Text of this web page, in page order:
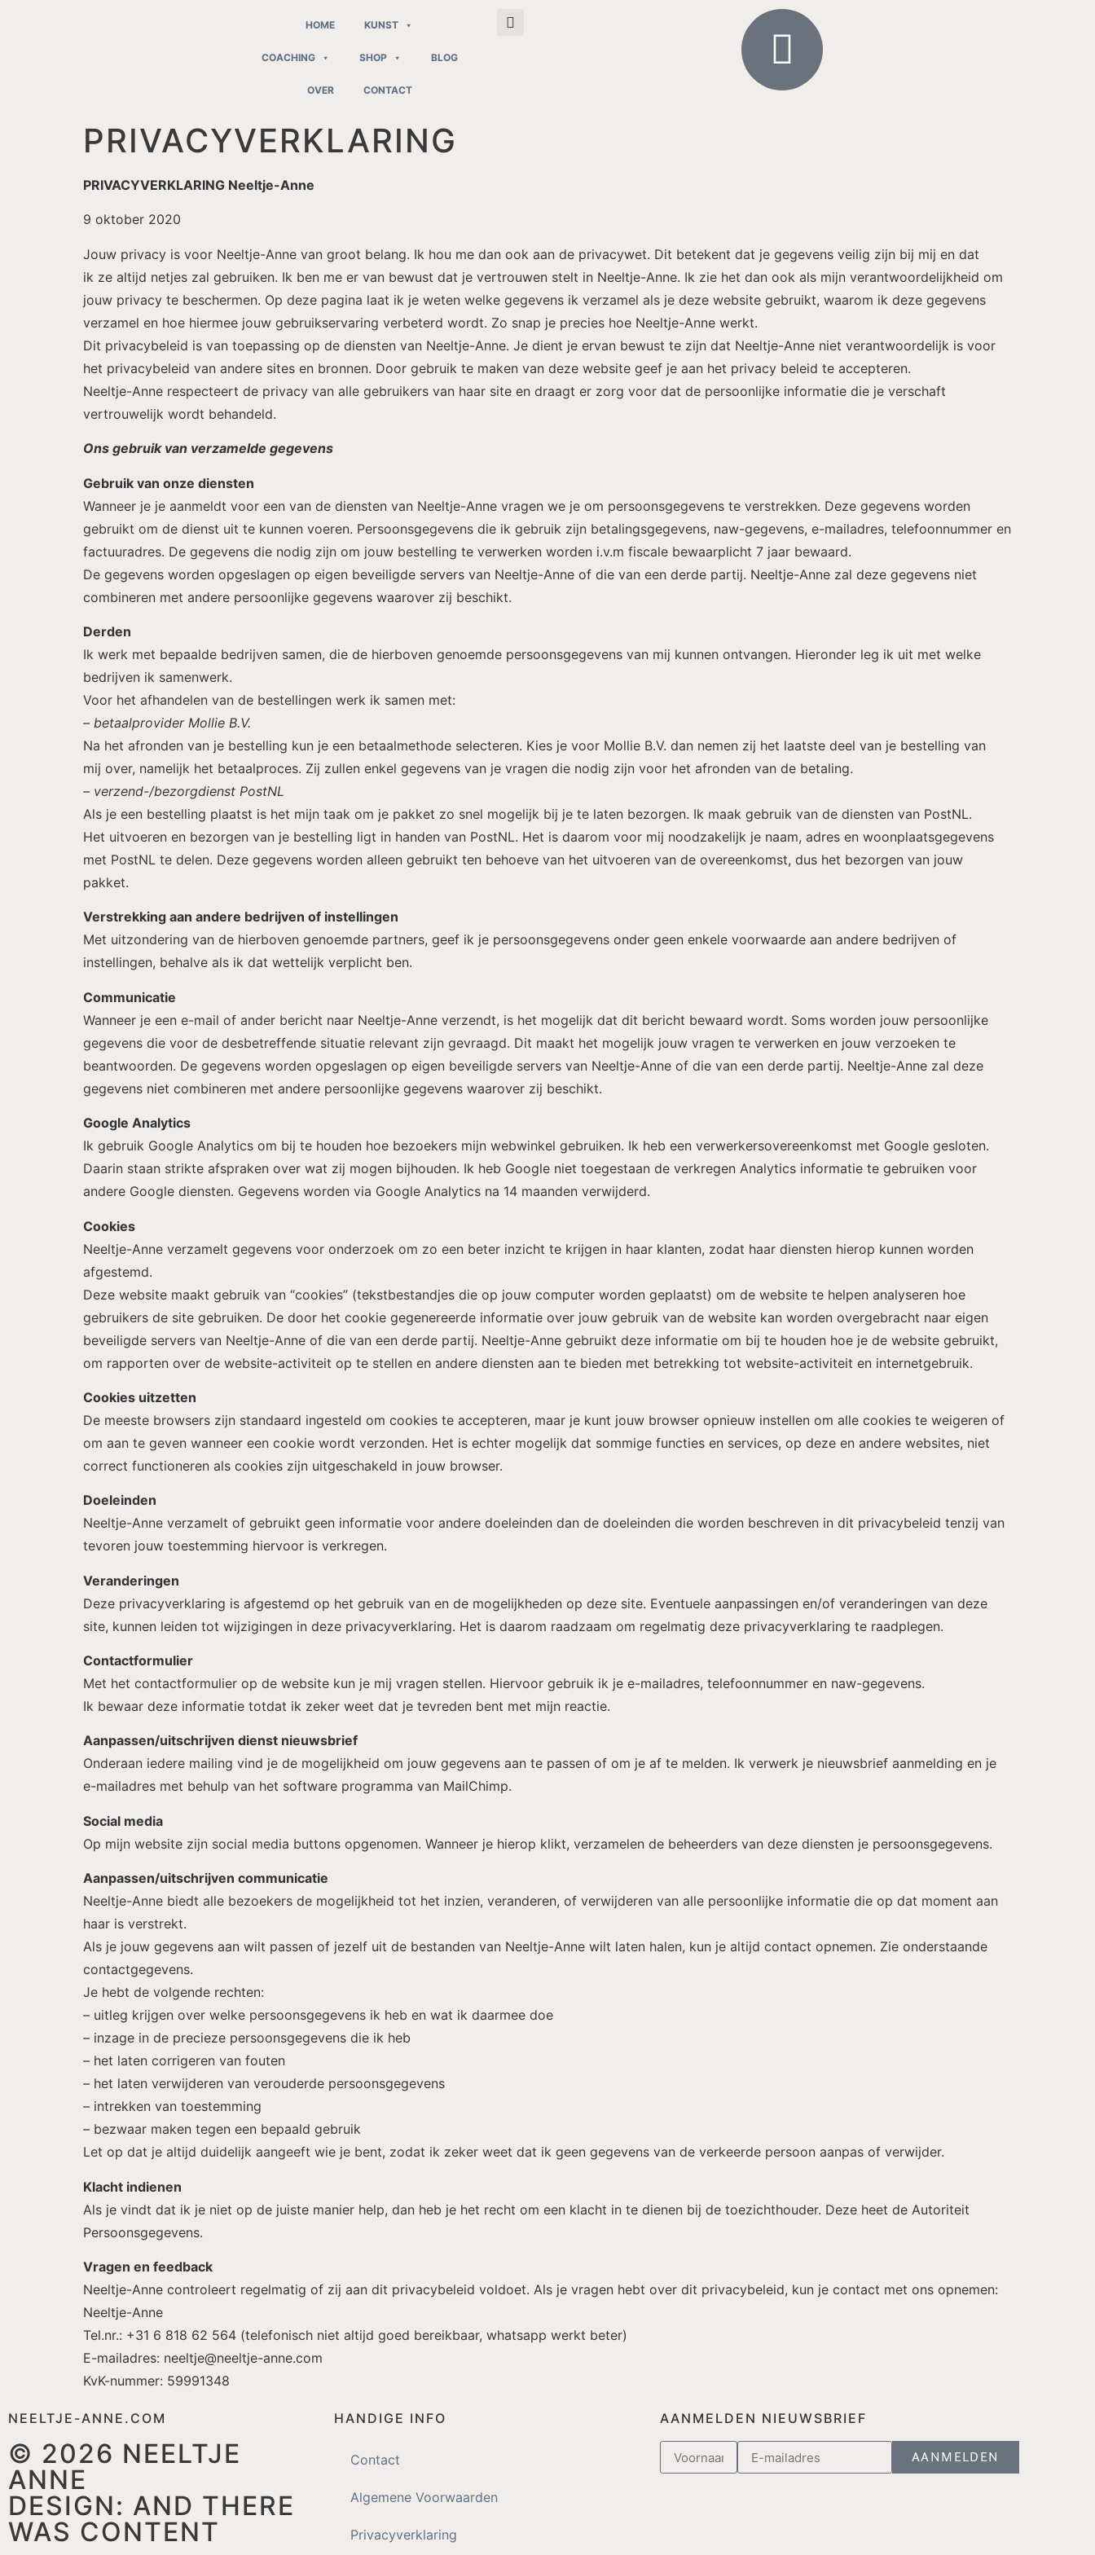
HOME KUNST
COACHING SHOP BLOG
OVER CONTACT
PRIVACYVERKLARING
PRIVACYVERKLARING Neeltje-Anne
9 oktober 2020
Jouw privacy is voor Neeltje-Anne van groot belang. Ik hou me dan ook aan de privacywet. Dit betekent dat je gegevens veilig zijn bij mij en dat
ik ze altijd netjes zal gebruiken. Ik ben me er van bewust dat je vertrouwen stelt in Neeltje-Anne. Ik zie het dan ook als mijn verantwoordelijkheid om
jouw privacy te beschermen. Op deze pagina laat ik je weten welke gegevens ik verzamel als je deze website gebruikt, waarom ik deze gegevens
verzamel en hoe hiermee jouw gebruikservaring verbeterd wordt. Zo snap je precies hoe Neeltje-Anne werkt.
Dit privacybeleid is van toepassing op de diensten van Neeltje-Anne. Je dient je ervan bewust te zijn dat Neeltje-Anne niet verantwoordelijk is voor
het privacybeleid van andere sites en bronnen. Door gebruik te maken van deze website geef je aan het privacy beleid te accepteren.
Neeltje-Anne respecteert de privacy van alle gebruikers van haar site en draagt er zorg voor dat de persoonlijke informatie die je verschaft
vertrouwelijk wordt behandeld.
Ons gebruik van verzamelde gegevens
Gebruik van onze diensten
Wanneer je je aanmeldt voor een van de diensten van Neeltje-Anne vragen we je om persoonsgegevens te verstrekken. Deze gegevens worden
gebruikt om de dienst uit te kunnen voeren. Persoonsgegevens die ik gebruik zijn betalingsgegevens, naw-gegevens, e-mailadres, telefoonnummer en
factuuradres. De gegevens die nodig zijn om jouw bestelling te verwerken worden i.v.m fiscale bewaarplicht 7 jaar bewaard.
De gegevens worden opgeslagen op eigen beveiligde servers van Neeltje-Anne of die van een derde partij. Neeltje-Anne zal deze gegevens niet
combineren met andere persoonlijke gegevens waarover zij beschikt.
Derden
Ik werk met bepaalde bedrijven samen, die de hierboven genoemde persoonsgegevens van mij kunnen ontvangen. Hieronder leg ik uit met welke
bedrijven ik samenwerk.
Voor het afhandelen van de bestellingen werk ik samen met:
– betaalprovider Mollie B.V.
Na het afronden van je bestelling kun je een betaalmethode selecteren. Kies je voor Mollie B.V. dan nemen zij het laatste deel van je bestelling van
mij over, namelijk het betaalproces. Zij zullen enkel gegevens van je vragen die nodig zijn voor het afronden van de betaling.
– verzend-/bezorgdienst PostNL
Als je een bestelling plaatst is het mijn taak om je pakket zo snel mogelijk bij je te laten bezorgen. Ik maak gebruik van de diensten van PostNL.
Het uitvoeren en bezorgen van je bestelling ligt in handen van PostNL. Het is daarom voor mij noodzakelijk je naam, adres en woonplaatsgegevens
met PostNL te delen. Deze gegevens worden alleen gebruikt ten behoeve van het uitvoeren van de overeenkomst, dus het bezorgen van jouw
pakket.
Verstrekking aan andere bedrijven of instellingen
Met uitzondering van de hierboven genoemde partners, geef ik je persoonsgegevens onder geen enkele voorwaarde aan andere bedrijven of
instellingen, behalve als ik dat wettelijk verplicht ben.
Communicatie
Wanneer je een e-mail of ander bericht naar Neeltje-Anne verzendt, is het mogelijk dat dit bericht bewaard wordt. Soms worden jouw persoonlijke
gegevens die voor de desbetreffende situatie relevant zijn gevraagd. Dit maakt het mogelijk jouw vragen te verwerken en jouw verzoeken te
beantwoorden. De gegevens worden opgeslagen op eigen beveiligde servers van Neeltje-Anne of die van een derde partij. Neeltje-Anne zal deze
gegevens niet combineren met andere persoonlijke gegevens waarover zij beschikt.
Google Analytics
Ik gebruik Google Analytics om bij te houden hoe bezoekers mijn webwinkel gebruiken. Ik heb een verwerkersovereenkomst met Google gesloten.
Daarin staan strikte afspraken over wat zij mogen bijhouden. Ik heb Google niet toegestaan de verkregen Analytics informatie te gebruiken voor
andere Google diensten. Gegevens worden via Google Analytics na 14 maanden verwijderd.
Cookies
Neeltje-Anne verzamelt gegevens voor onderzoek om zo een beter inzicht te krijgen in haar klanten, zodat haar diensten hierop kunnen worden
afgestemd.
Deze website maakt gebruik van “cookies” (tekstbestandjes die op jouw computer worden geplaatst) om de website te helpen analyseren hoe
gebruikers de site gebruiken. De door het cookie gegenereerde informatie over jouw gebruik van de website kan worden overgebracht naar eigen
beveiligde servers van Neeltje-Anne of die van een derde partij. Neeltje-Anne gebruikt deze informatie om bij te houden hoe je de website gebruikt,
om rapporten over de website-activiteit op te stellen en andere diensten aan te bieden met betrekking tot website-activiteit en internetgebruik.
Cookies uitzetten
De meeste browsers zijn standaard ingesteld om cookies te accepteren, maar je kunt jouw browser opnieuw instellen om alle cookies te weigeren of
om aan te geven wanneer een cookie wordt verzonden. Het is echter mogelijk dat sommige functies en services, op deze en andere websites, niet
correct functioneren als cookies zijn uitgeschakeld in jouw browser.
Doeleinden
Neeltje-Anne verzamelt of gebruikt geen informatie voor andere doeleinden dan de doeleinden die worden beschreven in dit privacybeleid tenzij van
tevoren jouw toestemming hiervoor is verkregen.
Veranderingen
Deze privacyverklaring is afgestemd op het gebruik van en de mogelijkheden op deze site. Eventuele aanpassingen en/of veranderingen van deze
site, kunnen leiden tot wijzigingen in deze privacyverklaring. Het is daarom raadzaam om regelmatig deze privacyverklaring te raadplegen.
Contactformulier
Met het contactformulier op de website kun je mij vragen stellen. Hiervoor gebruik ik je e-mailadres, telefoonnummer en naw-gegevens.
Ik bewaar deze informatie totdat ik zeker weet dat je tevreden bent met mijn reactie.
Aanpassen/uitschrijven dienst nieuwsbrief
Onderaan iedere mailing vind je de mogelijkheid om jouw gegevens aan te passen of om je af te melden. Ik verwerk je nieuwsbrief aanmelding en je
e-mailadres met behulp van het software programma van MailChimp.
Social media
Op mijn website zijn social media buttons opgenomen. Wanneer je hierop klikt, verzamelen de beheerders van deze diensten je persoonsgegevens.
Aanpassen/uitschrijven communicatie
Neeltje-Anne biedt alle bezoekers de mogelijkheid tot het inzien, veranderen, of verwijderen van alle persoonlijke informatie die op dat moment aan
haar is verstrekt.
Als je jouw gegevens aan wilt passen of jezelf uit de bestanden van Neeltje-Anne wilt laten halen, kun je altijd contact opnemen. Zie onderstaande
contactgegevens.
Je hebt de volgende rechten:
– uitleg krijgen over welke persoonsgegevens ik heb en wat ik daarmee doe
– inzage in de precieze persoonsgegevens die ik heb
– het laten corrigeren van fouten
– het laten verwijderen van verouderde persoonsgegevens
– intrekken van toestemming
– bezwaar maken tegen een bepaald gebruik
Let op dat je altijd duidelijk aangeeft wie je bent, zodat ik zeker weet dat ik geen gegevens van de verkeerde persoon aanpas of verwijder.
Klacht indienen
Als je vindt dat ik je niet op de juiste manier help, dan heb je het recht om een klacht in te dienen bij de toezichthouder. Deze heet de Autoriteit
Persoonsgegevens.
Vragen en feedback
Neeltje-Anne controleert regelmatig of zij aan dit privacybeleid voldoet. Als je vragen hebt over dit privacybeleid, kun je contact met ons opnemen:
Neeltje-Anne
Tel.nr.: +31 6 818 62 564 (telefonisch niet altijd goed bereikbaar, whatsapp werkt beter)
E-mailadres: neeltje@neeltje-anne.com
KvK-nummer: 59991348
NEELTJE-ANNE.COM
© 2026 NEELTJE
ANNE
DESIGN: AND THERE
WAS CONTENT
HANDIGE INFO
Contact
Algemene Voorwaarden
Privacyverklaring
AANMELDEN NIEUWSBRIEF
AANMELDEN